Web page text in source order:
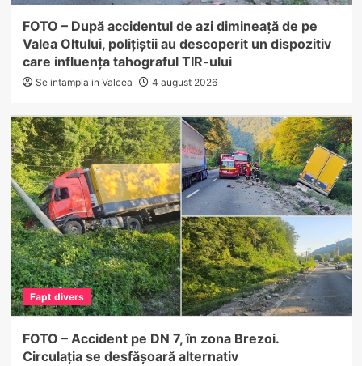
FOTO – După accidentul de azi dimineață de pe
Valea Oltului, polițiștii au descoperit un dispozitiv
care influența tahograful TIR-ului
Se intampla in Valcea 4 august 2026
Fapt divers
FOTO – Accident pe DN 7, în zona Brezoi.
Circulația se desfășoară alternativ